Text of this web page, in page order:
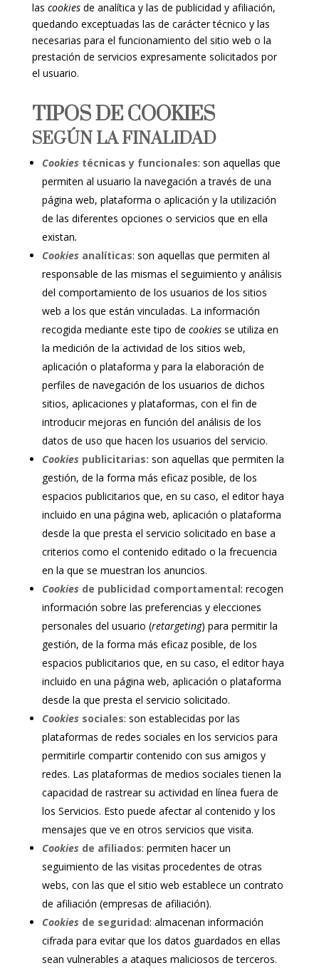
las cookies de analítica y las de publicidad y afiliación,
quedando exceptuadas las de carácter técnico y las
necesarias para el funcionamiento del sitio web o la
prestación de servicios expresamente solicitados por
el usuario.
TIPOS DE COOKIES
SEGÚN LA FINALIDAD
Cookies técnicas y funcionales: son aquellas que
permiten al usuario la navegación a través de una
página web, plataforma o aplicación y la utilización
de las diferentes opciones o servicios que en ella
existan.
Cookies analíticas: son aquellas que permiten al
responsable de las mismas el seguimiento y análisis
del comportamiento de los usuarios de los sitios
web a los que están vinculadas. La información
recogida mediante este tipo de cookiesse utiliza en
la medición de la actividad de los sitios web,
aplicación o plataforma y para la elaboración de
perfiles de navegación de los usuarios de dichos
sitios, aplicaciones y plataformas, con el fin de
introducir mejoras en función del análisis de los
datos de uso que hacen los usuarios del servicio.
Cookies publicitarias: son aquellas que permiten la
gestión, de la forma más eficaz posible, de los
espacios publicitarios que, en su caso, el editor haya
incluido en una página web, aplicación o plataforma
desde la que presta el servicio solicitado en base a
criterios como el contenido editado o la frecuencia
en la que se muestran los anuncios.
Cookies de publicidad comportamental: recogen
información sobre las preferencias y elecciones
personales del usuario (retargeting) para permitir la
gestión, de la forma más eficaz posible, de los
espacios publicitarios que, en su caso, el editor haya
incluido en una página web, aplicación o plataforma
desde la que presta el servicio solicitado.
Cookies sociales: son establecidas por las
plataformas de redes sociales en los servicios para
permitirle compartir contenido con sus amigos y
redes. Las plataformas de medios sociales tienen la
capacidad de rastrear su actividad en línea fuera de
los Servicios. Esto puede afectar al contenido y los
mensajes que ve en otros servicios que visita.
Cookies de afiliados: permiten hacer un
seguimiento de las visitas procedentes de otras
webs, con las que el sitio web establece un contrato
de afiliación (empresas de afiliación).
Cookies de seguridad: almacenan información
cifrada para evitar que los datos guardados en ellas
sean vulnerables a ataques maliciosos de terceros.